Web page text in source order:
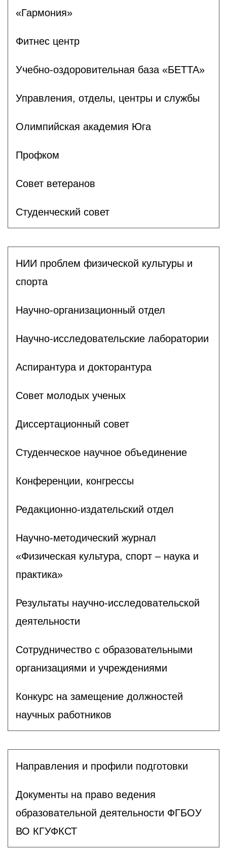
«Гармония»
Фитнес центр
Учебно-оздоровительная база «БЕТТА»
Управления, отделы, центры и службы
Олимпийская академия Юга
Профком
Совет ветеранов
Студенческий совет
НИИ проблем физической культуры и
спорта
Научно-организационный отдел
Научно-исследовательские лаборатории
Аспирантура и докторантура
Совет молодых ученых
Диссертационный совет
Студенческое научное объединение
Конференции, конгрессы
Редакционно-издательский отдел
Научно-методический журнал
«Физическая культура, спорт – наука и
практика»
Результаты научно-исследовательской
деятельности
Сотрудничество с образовательными
организациями и учреждениями
Конкурс на замещение должностей
научных работников
Направления и профили подготовки
Документы на право ведения
образовательной деятельности ФГБОУ
ВО КГУФКСТ